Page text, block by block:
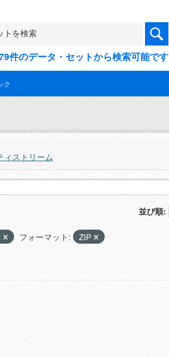
件のデータ・セットから検索可能です
ク
ストリーム
並び順
フォーマット:
ZIP